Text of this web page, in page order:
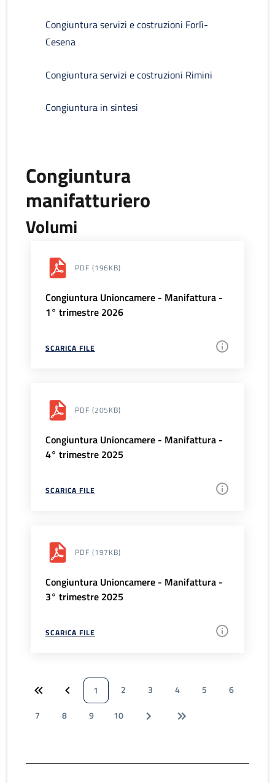
Congiuntura servizi e costruzioni Forlì-
Cesena
Congiuntura servizi e costruzioni Rimini
Congiuntura in sintesi
Congiuntura
manifatturiero
Volumi
PDF (196KB)
Congiuntura Unioncamere - Manifattura -
1° trimestre 2026
SCARICA FILE
PDF (205KB)
Congiuntura Unioncamere - Manifattura -
4° trimestre 2025
SCARICA FILE
PDF (197KB)
Congiuntura Unioncamere - Manifattura -
3° trimestre 2025
SCARICA FILE
1 2 3 4 5
6
7
8 9 10